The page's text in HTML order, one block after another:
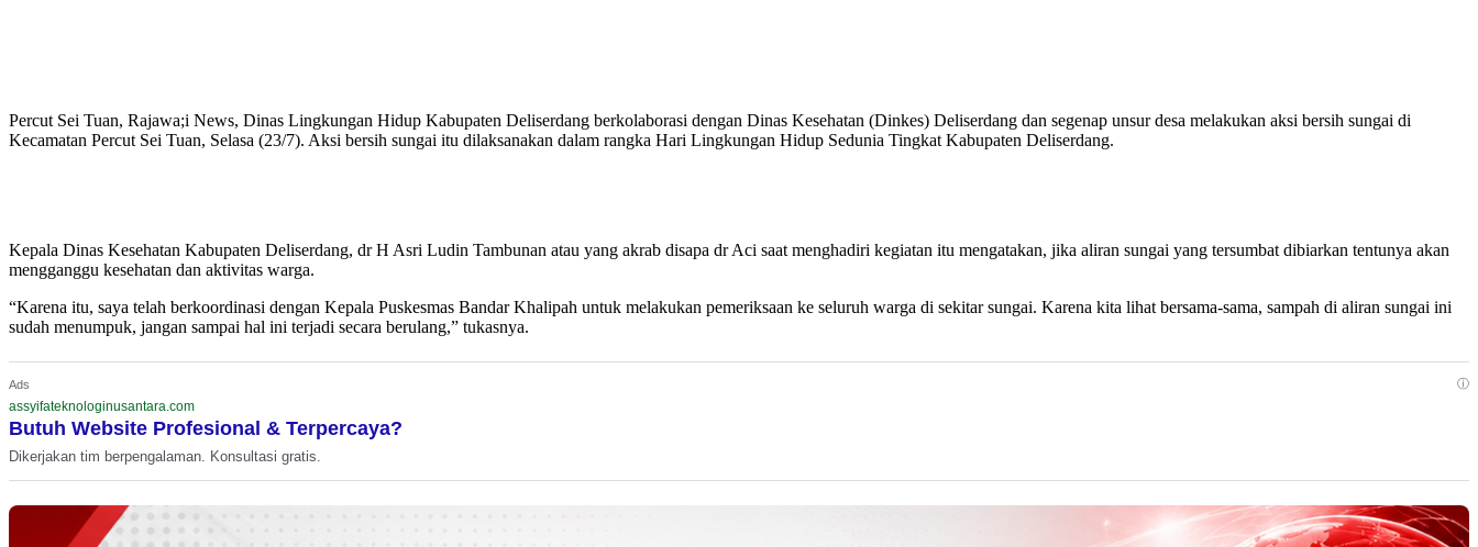
Percut Sei Tuan, Rajawa;i News, Dinas Lingkungan Hidup Kabupaten Deliserdang berkolaborasi dengan Dinas Kesehatan (Dinkes) Deliserdang dan segenap unsur desa melakukan aksi bersih sungai di
Kecamatan Percut Sei Tuan, Selasa (23/7). Aksi bersih sungai itu dilaksanakan dalam rangka Hari Lingkungan Hidup Sedunia Tingkat Kabupaten Deliserdang.
Kepala Dinas Kesehatan Kabupaten Deliserdang, dr H Asri Ludin Tambunan atau yang akrab disapa dr Aci saat menghadiri kegiatan itu mengatakan, jika aliran sungai yang tersumbat dibiarkan tentunya akan
mengganggu kesehatan dan aktivitas warga.
“Karena itu, saya telah berkoordinasi dengan Kepala Puskesmas Bandar Khalipah untuk melakukan pemeriksaan ke seluruh warga di sekitar sungai. Karena kita lihat bersama-sama, sampah di aliran sungai ini
sudah menumpuk, jangan sampai hal ini terjadi secara berulang,” tukasnya.
Ads ⓘ
assyifateknologinusantara.com
Butuh Website Profesional & Terpercaya?
Dikerjakan tim berpengalaman. Konsultasi gratis.